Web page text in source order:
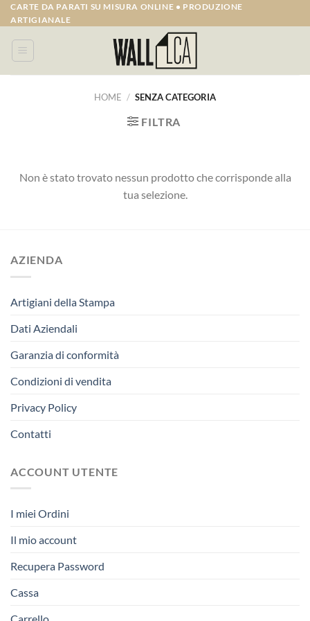
Salta
ai
contenuti
CARTE DA PARATI SU MISURA ONLINE • PRODUZIONE
ARTIGIANALE
HOME / SENZA CATEGORIA
FILTRA
Non è stato trovato nessun prodotto che corrisponde alla
tua selezione.
AZIENDA
Artigiani della Stampa
Dati Aziendali
Garanzia di conformità
Condizioni di vendita
Privacy Policy
Contatti
ACCOUNT UTENTE
I miei Ordini
Il mio account
Recupera Password
Cassa